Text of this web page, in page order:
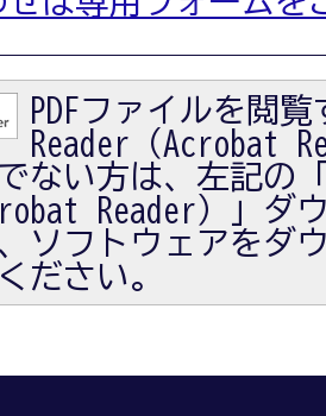
PDFファイルを閲
Reader（Acrobat
ない方は、左記の
Reader）」ダ
ソフトウェアをダ
ださい。